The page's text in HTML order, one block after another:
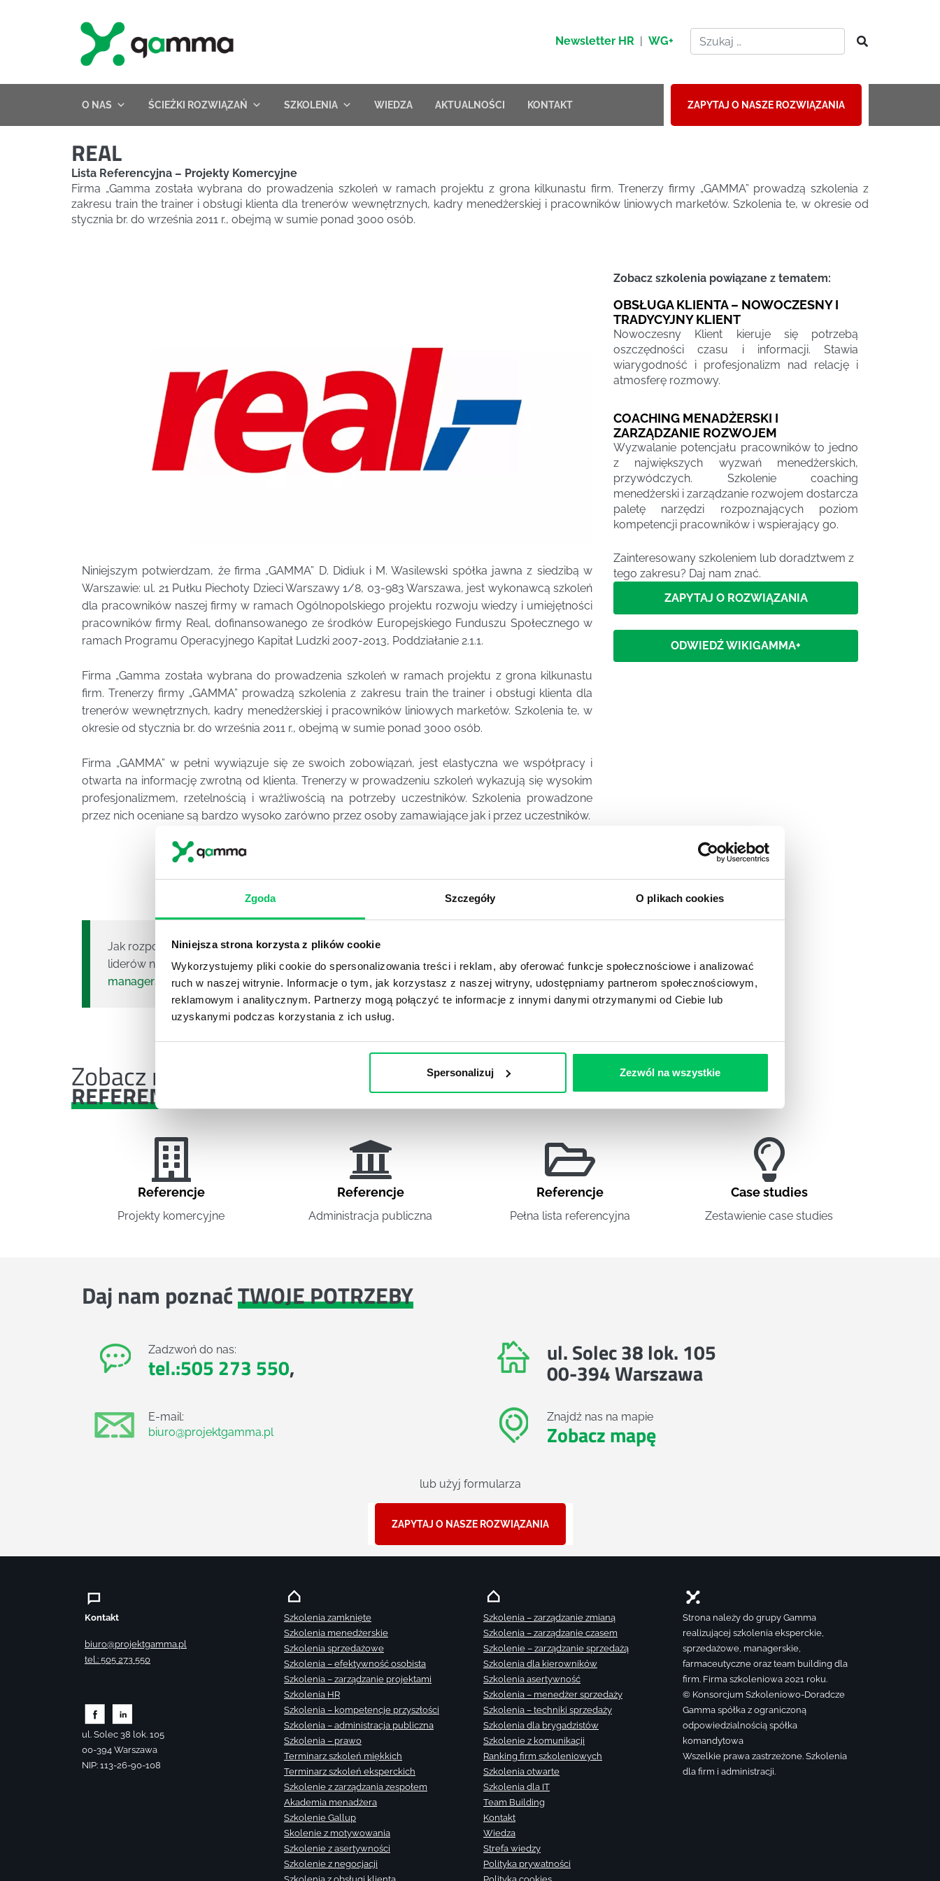
Zgoda Szczegóły O plikach cookies
Niniejsza strona korzysta z plików cookie
Wykorzystujemy pliki cookie do spersonalizowania treści i reklam, aby oferować funkcje społecznościowe i analizować
ruch w naszej witrynie. Informacje o tym, jak korzystasz z naszej witryny, udostępniamy partnerom społecznościowym,
reklamowym i analitycznym. Partnerzy mogą połączyć te informacje z innymi danymi otrzymanymi od Ciebie lub
uzyskanymi podczas korzystania z ich usług.
Spersonalizuj Zezwól na wszystkie
Newsletter HR | WG+
O NAS ŚCIEŻKI ROZWIĄZAŃ SZKOLENIA WIEDZA AKTUALNOŚCI KONTAKT ZAPYTAJ O NASZE ROZWIĄZANIA
REAL
Lista Referencyjna – Projekty Komercyjne
Firma „Gamma została wybrana do prowadzenia szkoleń w ramach projektu z grona kilkunastu firm. Trenerzy firmy „GAMMA” prowadzą szkolenia z
zakresu train the trainer i obsługi klienta dla trenerów wewnętrznych, kadry menedżerskiej i pracowników liniowych marketów. Szkolenia te, w okresie od
stycznia br. do września 2011 r., obejmą w sumie ponad 3000 osób.
Niniejszym potwierdzam, że firma „GAMMA” D. Didiuk i M. Wasilewski spółka jawna z siedzibą w
Warszawie: ul. 21 Pułku Piechoty Dzieci Warszawy 1/8, 03-983 Warszawa, jest wykonawcą szkoleń
dla pracowników naszej firmy w ramach Ogólnopolskiego projektu rozwoju wiedzy i umiejętności
pracowników firmy Real, dofinansowanego ze środków Europejskiego Funduszu Społecznego w
ramach Programu Operacyjnego Kapitał Ludzki 2007-2013, Poddziałanie 2.1.1.
Firma „Gamma została wybrana do prowadzenia szkoleń w ramach projektu z grona kilkunastu
firm. Trenerzy firmy „GAMMA” prowadzą szkolenia z zakresu train the trainer i obsługi klienta dla
trenerów wewnętrznych, kadry menedżerskiej i pracowników liniowych marketów. Szkolenia te, w
okresie od stycznia br. do września 2011 r., obejmą w sumie ponad 3000 osób.
Firma „GAMMA” w pełni wywiązuje się ze swoich zobowiązań, jest elastyczna we współpracy i
otwarta na informację zwrotną od klienta. Trenerzy w prowadzeniu szkoleń wykazują się wysokim
profesjonalizmem, rzetelnością i wrażliwością na potrzeby uczestników. Szkolenia prowadzone
przez nich oceniane są bardzo wysoko zarówno przez osoby zamawiające jak i przez uczestników.
Jak rozpoznawać potrzeby pracowników i skutecznie ich motywować? Zapraszamy HR i
liderów na
szkolenia HR. Zobacz też:szkolenie zarządzanie ludźmi , szkolenia
managerskie.
Zobacz szkolenia powiązane z tematem:
OBSŁUGA KLIENTA – NOWOCZESNY I
TRADYCYJNY KLIENT
Nowoczesny Klient kieruje się potrzebą
oszczędności czasu i informacji. Stawia
wiarygodność i profesjonalizm nad relację i
atmosferę rozmowy.
COACHING MENADŻERSKI I
ZARZĄDZANIE ROZWOJEM
Wyzwalanie potencjału pracowników to jedno
z największych wyzwań menedżerskich,
przywódczych. Szkolenie coaching
menedżerski i zarządzanie rozwojem dostarcza
paletę narzędzi rozpoznających poziom
kompetencji pracowników i wspierający go.
Zainteresowany szkoleniem lub doradztwem z
tego zakresu? Daj nam znać.
ZAPYTAJ O ROZWIĄZANIA
ODWIEDŹ WIKIGAMMA+
Zobacz nasze
REFERENCJE I CASE STUDIES
Referencje
Projekty komercyjne
Referencje
Administracja publiczna
Referencje
Pełna lista referencyjna
Case studies
Zestawienie case studies
Daj nam poznaćTWOJE POTRZEBY
Zadzwoń do nas:
tel.:505 273 550,
E-mail:
biuro@projektgamma.pl
ul. Solec 38 lok. 105
00-394 Warszawa
Znajdź nas na mapie
Zobacz mapę
lub użyj formularza
ZAPYTAJ O NASZE ROZWIĄZANIA
Kontakt
biuro@projektgamma.pl
tel.: 505 273 550
ul. Solec 38 lok. 105
00-394 Warszawa
NIP: 113-26-90-108
Szkolenia zamknięte
Szkolenia menedżerskie
Szkolenia sprzedażowe
Szkolenia – efektywność osobista
Szkolenia – zarządzanie projektami
Szkolenia HR
Szkolenia – kompetencje przyszłości
Szkolenia – administracja publiczna
Szkolenia – prawo
Terminarz szkoleń miękkich
Terminarz szkoleń eksperckich
Szkolenie z zarządzania zespołem
Akademia menadżera
Szkolenie Gallup
Skolenie z motywowania
Szkolenie z asertywności
Szkolenie z negocjacji
Szkolenia – zarządzanie zmianą
Szkolenia – zarządzanie czasem
Szkolenie – zarządzanie sprzedażą
Szkolenia dla kierowników
Szkolenia asertywność
Szkolenia – menedżer sprzedaży
Szkolenia – techniki sprzedaży
Szkolenia dla brygadzistów
Szkolenie z komunikacji
Ranking firm szkoleniowych
Szkolenia otwarte
Szkolenia dla IT
Team Building
Kontakt
Wiedza
Strefa wiedzy
Polityka prywatności
Strona należy do grupy Gamma
realizującej szkolenia eksperckie,
sprzedażowe, managerskie,
farmaceutyczne oraz team building dla
firm. Firma szkoleniowa 2021 roku.
© Konsorcjum Szkoleniowo-Doradcze
Gamma spółka z ograniczoną
odpowiedzialnością spółka
komandytowa
Wszelkie prawa zastrzeżone. Szkolenia
dla firm i administracji.